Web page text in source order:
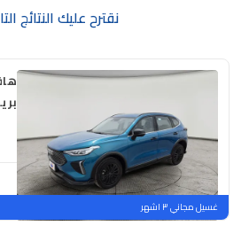
نقترح عليك النتائج
جديدة
ملوحة
غسيل مجاني ٣ اشهر